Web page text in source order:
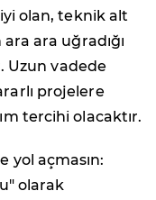
olan, teknik alt
ara uğradığı
Uzun vadede
projelere
tercihi olacaktır.
yol açmasın:
olarak